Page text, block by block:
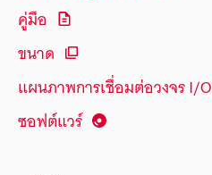
คู่มือ
ขนาด
แผนภาพการเชื่อมต่อวงจร I/O
ซอฟต์แวร์